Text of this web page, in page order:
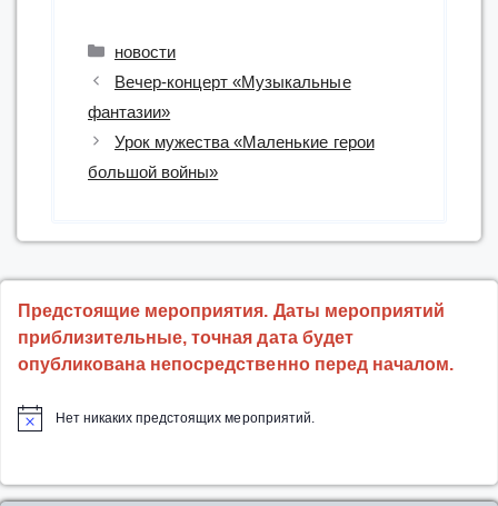
Рубрики
новости
Вечер-концерт «Музыкальные
фантазии»
Урок мужества «Маленькие герои
большой войны»
Предстоящие мероприятия. Даты мероприятий
приблизительные, точная дата будет
опубликована непосредственно перед началом.
Нет никаких предстоящих мероприятий.